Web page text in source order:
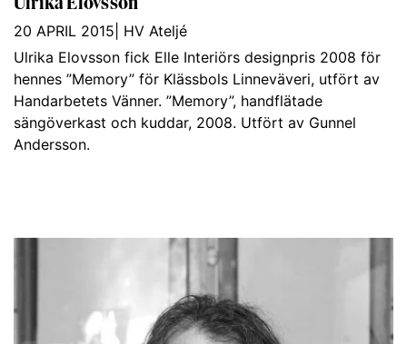
20 APRIL 2015 HV Ateljé
Ulrika Elovsson fick Elle Interiörs designpris 2008 för
hennes ”Memory” för Klässbols Linneväveri, utfört av
Handarbetets Vänner. ”Memory”, handflätade
sängöverkast och kuddar, 2008. Utfört av Gunnel
Andersson.